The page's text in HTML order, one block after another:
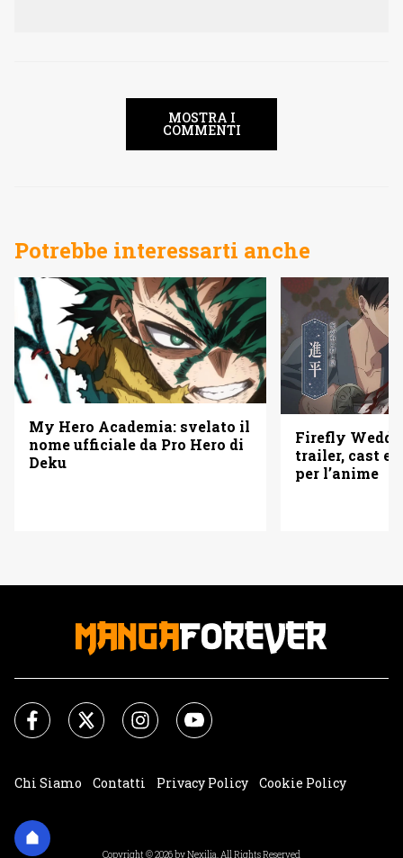
MOSTRA I
COMMENTI
Potrebbe interessarti anche
My Hero Academia: svelato il
nome ufficiale da Pro Hero di
Deku
Firefly
trailer, cast e
per l’anime
Chi Siamo Contatti Privacy Policy
Cookie Policy
Copyright © 2026 by Nexilia. All Rights Reserved